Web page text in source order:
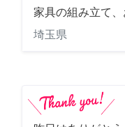
家具の組み立て、
埼玉県